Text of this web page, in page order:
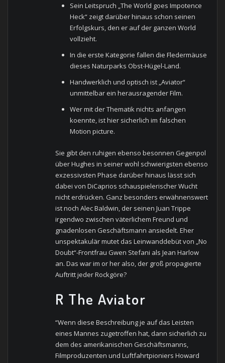
Sein Leitspruch „The World goes Impotence
Heck“ zeigt darüber hinaus schon seinen
Erfolgskurs, den er auf der ganzen World
vollzieht.
In die erste Kategorie fallen die Fledermäuse
dieses Naturparks Obst-Hügel-Land.
Handwerklich und optisch ist „Aviator“
unmittelbar ein herausragender Film.
Wer mit der Thematik nichts anfangen
koennte, ist hier sicherlich im falschen
Motion picture.
Sie gibt den ruhigen ebenso besonnen Gegenpol
über Hughes in seiner wohl schwierigsten ebenso
exzessivsten Phase darüber hinaus lässt sich
dabei von DiCaprios schauspielerischer Wucht
nicht erdrücken. Ganz besonders erwähnenswert
ist noch Alec Baldwin, der seinen Juan Trippe
irgendwo zwischen väterlichem Freund und
gnadenlosen Geschäftsmann ansiedelt. Eher
unspektakulär mutet das Leinwanddebüt von „No
Doubt“-Frontfrau Gwen Stefani als Jean Harlow
an. Das war im or her also, der groß propagierte
Auftritt jeder Rockgöre?
R The Aviator
“Wenn diese Beschreibung je auf das Leisten
eines Mannes zugetroffen hat, dann sicherlich zu
dem des amerikanischen Geschäftsmanns,
Filmproduzenten und Luftfahrtpioniers Howard